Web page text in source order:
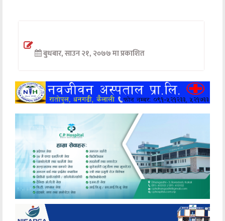
अन्तर्वार्ता
खेलकुद
मनोरञ्जन
अन्य
बुधबार, साउन २१, २०७७ मा प्रकाशित